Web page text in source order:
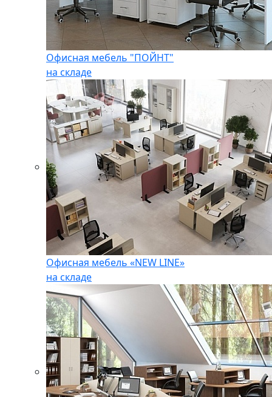
Офисная мебель "ПОЙНТ"
на складе
Офисная мебель «NEW LINE»
на складе